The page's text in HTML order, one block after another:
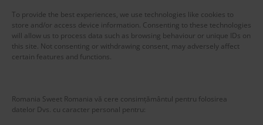
To provide the best experiences, we use technologies like cookies to
store and/or access device information. Consenting to these technologies
will allow us to process data such as browsing behaviour or unique IDs on
this site. Not consenting or withdrawing consent, may adversely affect
certain features and functions.
Romania Sweet Romania vă cere consimțământul pentru folosirea
datelor Dvs. cu caracter personal pentru: